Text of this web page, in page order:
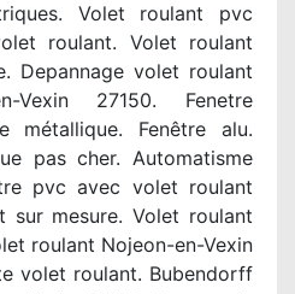
Volet roulant pvc
roulant. Volet roulant
Depannage volet roulant
Vexin 27150. Fenetre
métallique. Fenêtre alu.
pas cher. Automatisme
pvc avec volet roulant
sur mesure. Volet roulant
roulant Nojeon-en-Vexin
volet roulant. Bubendorff